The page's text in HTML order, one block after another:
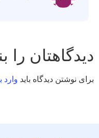
دیدگاهتان را
برای نوشتن دیدگاه باید وارد